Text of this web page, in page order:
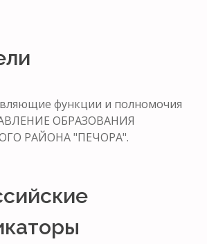
функции и полномочия
ОБРАЗОВАНИЯ
РАЙОНА "ПЕЧОРА".